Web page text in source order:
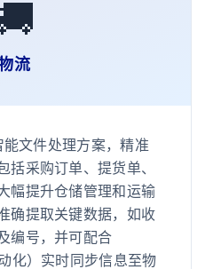
流
文件处理方案，精准
括采购订单、提货单、
幅提升仓储管理和运输
确提取关键数据，如收
编号，并可配合
化）实时同步信息至物